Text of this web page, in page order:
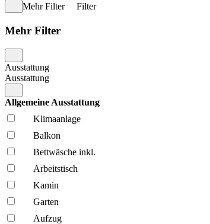
Mehr Filter
Filter
Mehr Filter
Ausstattung
Ausstattung
Allgemeine Ausstattung
Klima­anlage
Balkon
Bettwäsche inkl.
Arbeitstisch
Kamin
Garten
Aufzug